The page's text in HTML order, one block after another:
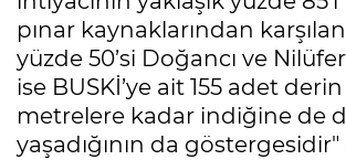
pınar kaynaklarından
yüzde 50’si Doğancı ve
ise BUSKİ’ye ait 155 adet
metrelere kadar indiğine de
yaşadığının da